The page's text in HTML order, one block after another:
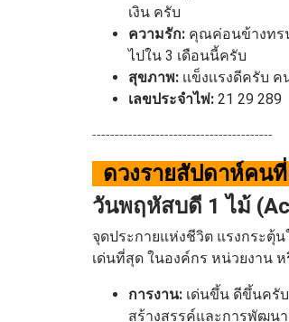
เงิน ครับ
ความรัก: คุณค่อนข้างทรน
ไปใน 3 เดือนนี้ครับ
สุขภาพ: เเข็งเเรงดีครั
เลขประจำไพ่: 21 29 289
----------------------------------------
ดวงรายสัปดาห์คนที่
วันพฤหัสบดี 1 ไม้
จุดประกายแห่งชีวิต แรงกระตุ้
เด่นที่สุด ในองค์กร หน่วยงาน
การงาน: เด่นขึ้น ดีขึ้นครั
สร้างสรรค์และการพัฒน